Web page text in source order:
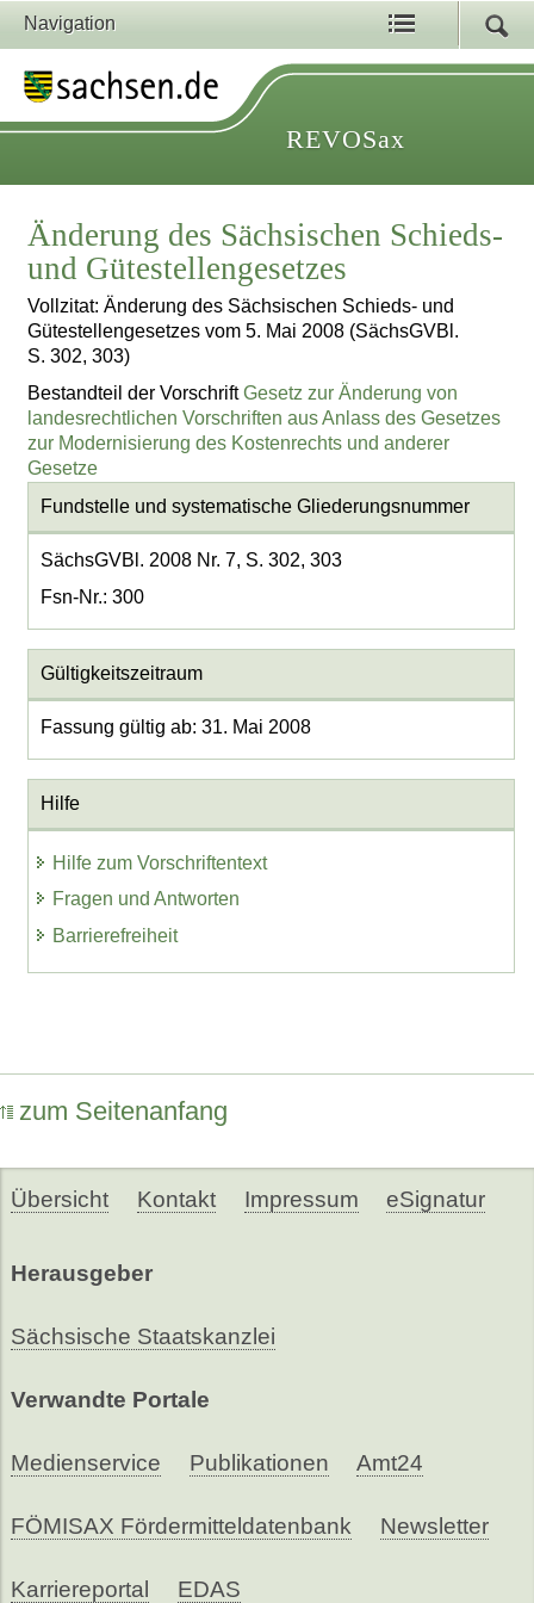
Navigation
REVOSax
Änderung des Sächsischen Schieds-
und Gütestellengesetzes
Vollzitat: Änderung des Sächsischen Schieds- und
Gütestellengesetzes vom 5. Mai 2008 (SächsGVBl.
S. 302, 303)
Bestandteil der VorschriftGesetz zur Änderung von
landesrechtlichen Vorschriften aus Anlass des Gesetzes
zur Modernisierung des Kostenrechts und anderer
Gesetze
Fundstelle und systematische Gliederungsnummer
SächsGVBl. 2008 Nr. 7, S. 302, 303
Fsn-Nr.: 300
Gültigkeitszeitraum
Fassung gültig ab: 31. Mai 2008
Hilfe
Hilfe zum Vorschriftentext
Fragen und Antworten
Barrierefreiheit
zum Seitenanfang
Übersicht Kontakt Impressum eSignatur
Herausgeber
Sächsische Staatskanzlei
Verwandte Portale
Medienservice Publikationen Amt24
FÖMISAX Fördermitteldatenbank Newsletter
Karriereportal EDAS